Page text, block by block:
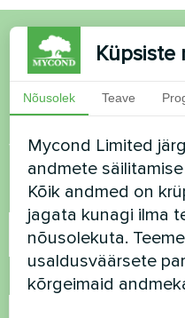
Soovid osta
küsimusi?
Võtke meiega
Nimi
Telefoninumber
Küpsiste
Nõusolek Teave
Mycond Limited
andmete
Kõik andmed on
jagata kunagi ilma
nõusolekuta.
usaldusväärsete
kõrgeimaid